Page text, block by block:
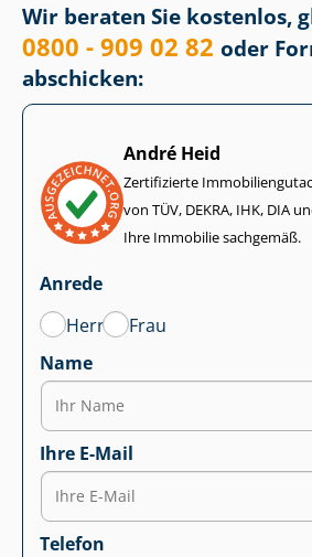
Wir beraten Sie kostenlos,
0800 - 909 02 82 oder
abschicken:
André Heid
Zertifizierte
von TÜV, DEKRA, IHK, DIA
Ihre Immobilie sachgemäß.
Anrede
Herr
Frau
Name
Ihre E-Mail
Telefon